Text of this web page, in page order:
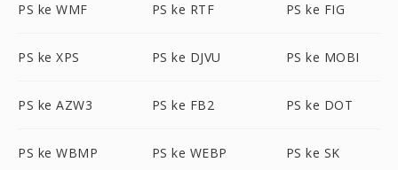
PS ke WMF PS ke RTF PS ke FIG
PS ke XPS PS ke DJVU PS ke MOBI
PS ke AZW3 PS ke FB2 PS ke DOT
PS ke WBMP PS ke WEBP PS ke SK